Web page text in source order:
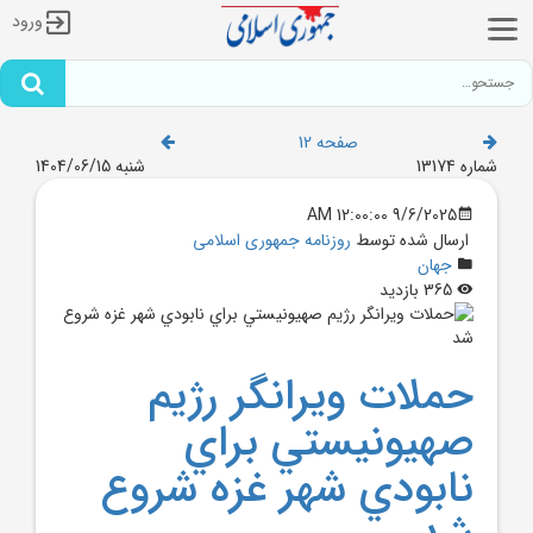
ورود
صفحه 12
شماره 13174
شنبه 1404/06/15
9/6/2025 12:00:00 AM
ارسال شده توسط روزنامه جمهوری اسلامی
جهان
حملات ويرانگر رژيم
صهيونيستي براي
نابودي شهر غزه شروع